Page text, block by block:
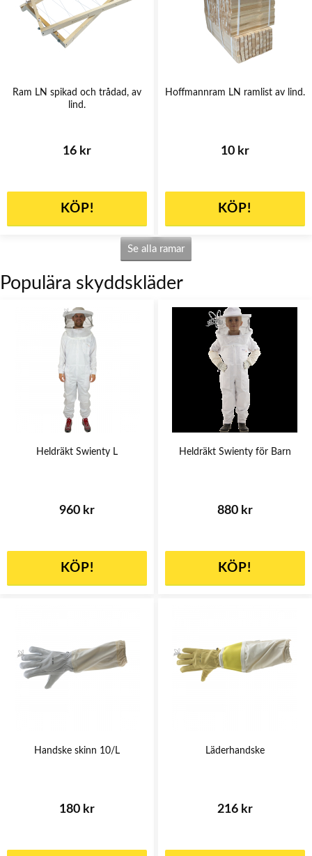
Ram LN spikad och trådad, av
lind.
16 kr
KÖP!
Hoffmannram LN ramlist av lind.
10 kr
KÖP!
Se alla ramar
Populära skyddskläder
Heldräkt Swienty L
960 kr
KÖP!
Heldräkt Swienty för Barn
880 kr
KÖP!
Handske skinn 10/L
180 kr
Läderhandske
216 kr